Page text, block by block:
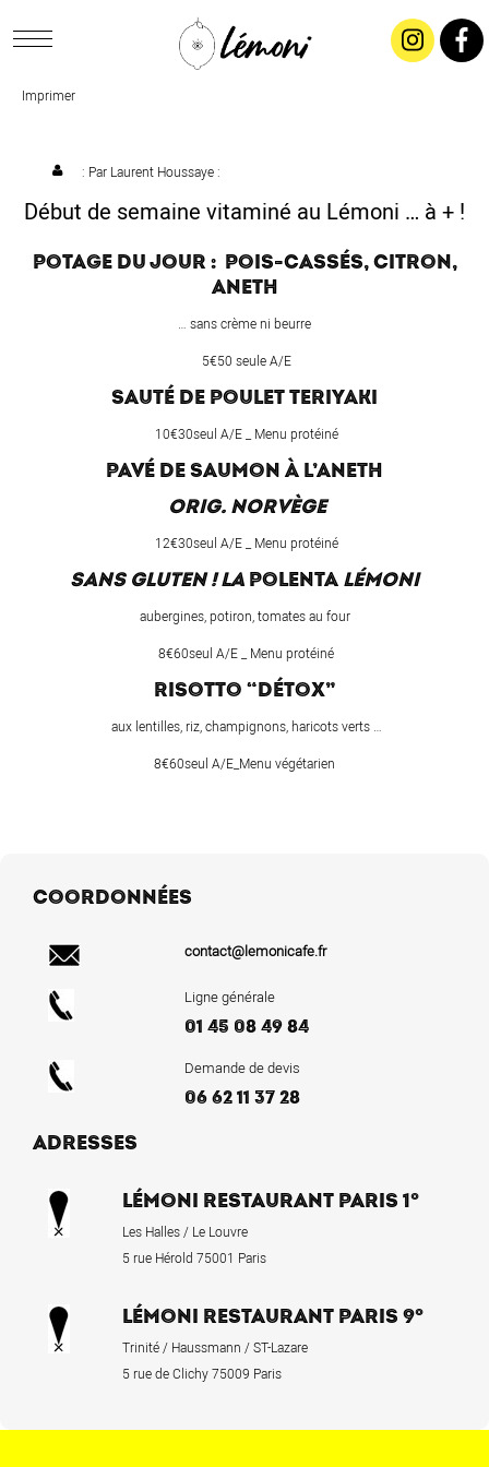
CONCEPT
SALADES & BUFFETS
RESTAURANTS & TARIFS
Imprimer
: Par Laurent Houssaye:
Début de semaine vitaminé au Lémoni … à + !
POTAGE DU JOUR : POIS-CASSÉS, CITRON,
ANETH
… sans crème ni beurre
5€50 seule A/E
SAUTÉ DE POULET TERIYAKI
10€30seul A/E _ Menu protéiné
PAVÉ DE SAUMON À L’ANETH
ORIG. NORVÈGE
12€30seul A/E _ Menu protéiné
SANS GLUTEN ! LA POLENTA LÉMONI
aubergines, potiron, tomates au four
8€60seul A/E _ Menu protéiné
RISOTTO “DÉTOX”
aux lentilles, riz, champignons, haricots verts …
8€60seul A/E_Menu végétarien
COORDONNÉES
contact@lemonicafe.fr
Ligne générale
01 45 08 49 84
Demande de devis
06 62 11 37 28
ADRESSES
LÉMONI RESTAURANT PARIS 1°
Les Halles / Le Louvre
5 rue Hérold 75001 Paris
LÉMONI RESTAURANT PARIS 9°
Trinité / Haussmann / ST-Lazare
5 rue de Clichy 75009 Paris